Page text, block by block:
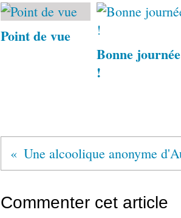
Point de vue
Bonne journée
!
Commenter cet article